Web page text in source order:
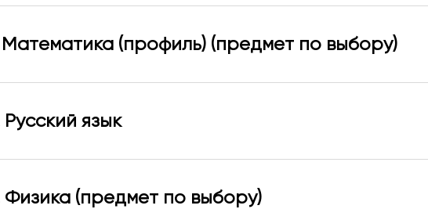
Математика (профиль) (предмет по выбору)
Русский язык
Физика (предмет по выбору)